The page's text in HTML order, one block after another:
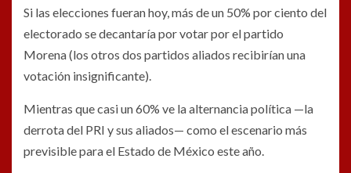
Si las elecciones fueran hoy, más de un 50% por ciento del
electorado se decantaría por votar por el partido
Morena (los otros dos partidos aliados recibirían una
votación insignificante).
Mientras que casi un 60% ve la alternancia política —la
derrota del PRI y sus aliados— como el escenario más
previsible para el Estado de México este año.